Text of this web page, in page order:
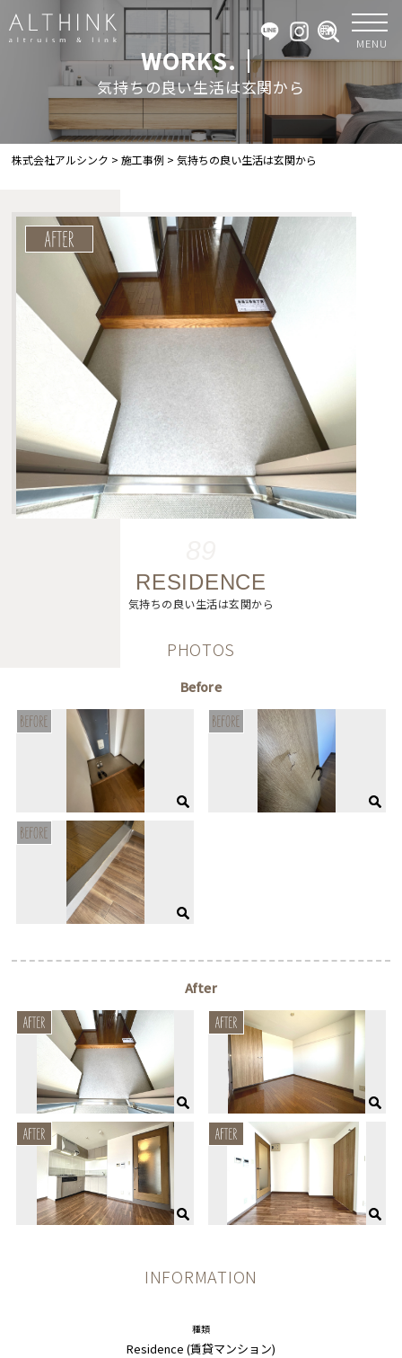
MENU
WORKS.｜
気持ちの良い生活は玄関から
株式会社アルシンク >施工事例 >気持ちの良い生活は玄関から
RESIDENCE
気持ちの良い生活は玄関から
PHOTOS
Before
After
INFORMATION
種類
Residence (賃貸マンション)